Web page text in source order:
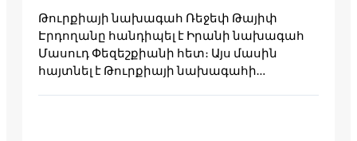
Թուրքիայի նախագահ Ռեջեփ Թայիփ
Էրդողանը հանդիպել է Իրանի նախագահ
Մասուդ Փեզեշքիանի հետ։ Այս մասին
հայտնել է Թուրքիայի նախագահի…